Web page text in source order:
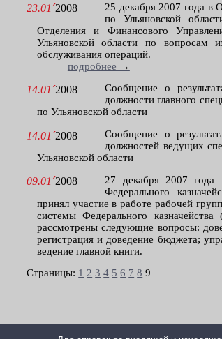
23.01´2008
25 декабря 2007 года
по Ульяновской
Отделения и Финансового
Ульяновской области по вопросам
обслуживания операций.
подробнее →
14.01´2008
Сообщение о
должности главного
по Ульяновской области
14.01´2008
Сообщение о
должностей ведущих
Ульяновской области
09.01´2008
27 декабря 2007 года
Федерального
принял участие в работе рабочей
системы Федерального
рассмотрены следующие вопросы:
регистрация и доведение бюджета;
ведение главной книги.
Страницы: 1 2 3 4 5 6 7 8 9